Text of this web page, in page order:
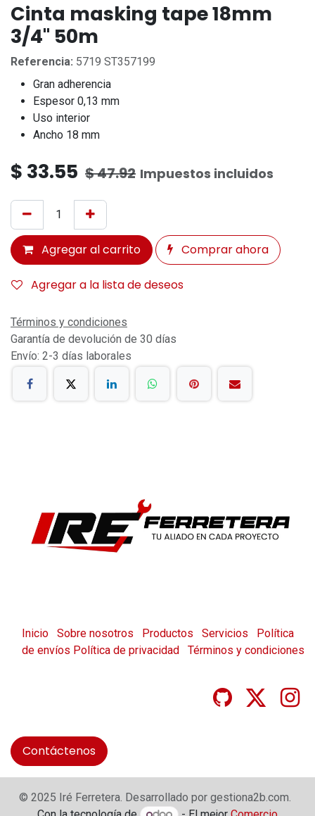
Cinta masking tape 18mm
3/4" 50m
Referencia: 5719 ST357199
Gran adherencia
Espesor 0,13 mm
Uso interior
Ancho 18 mm
$ 33.55 $47.92 Impuestos incluidos
Agregar al carrito Comprar ahora
Agregar a la lista de deseos
Términos y condiciones
Garantía de devolución de 30 días
Envío: 2-3 días laborales
Inicio Sobre nosotros Productos Servicios
Política
de envíos Política de privacidad Términos y condiciones
Contáctenos
© 2025 Iré Ferretera. Desarrollado por gestiona2b.com.